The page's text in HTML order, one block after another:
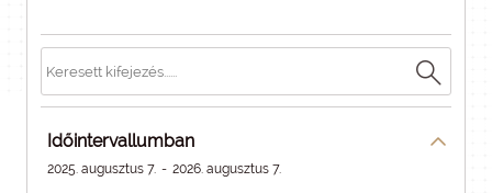
Időintervallumban
2025. augusztus 7. - 2026. augusztus 7.